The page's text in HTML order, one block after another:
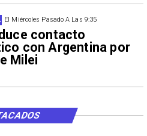
El Miércoles Pasado A Las 9:35
contacto
con Argentina por
Milei